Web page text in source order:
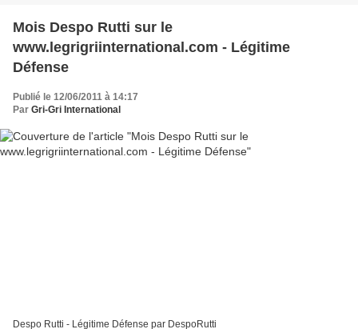
Mois Despo Rutti sur le
www.legrigriinternational.com - Légitime
Défense
Publié le 12/06/2011 à 14:17
Par Gri-Gri International
Despo Rutti - Légitime Défense par DespoRutti